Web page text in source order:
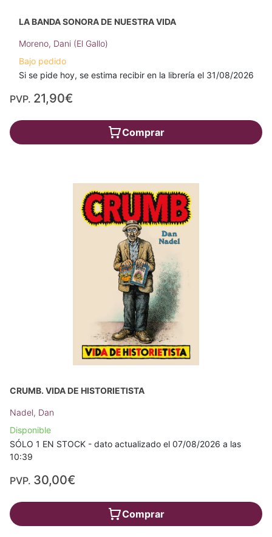
LA BANDA SONORA DE NUESTRA VIDA
Moreno, Dani (El Gallo)
Bajo pedido
Si se pide hoy, se estima recibir en la librería el 31/08/2026
PVP. 21,90€
Comprar
CRUMB. VIDA DE HISTORIETISTA
Nadel, Dan
Disponible
SÓLO 1 EN STOCK - dato actualizado el 07/08/2026 a las
10:39
PVP. 30,00€
Comprar